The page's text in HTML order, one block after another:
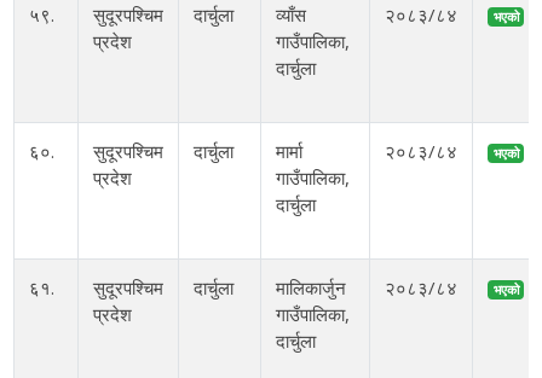
५९.
सुदूरपश्चिम
प्रदेश
दार्चुला
व्याँस
गाउँपालिका,
दार्चुला
२०८३/८४ भएको
६०.
सुदूरपश्चिम
प्रदेश
दार्चुला
मार्मा
गाउँपालिका,
दार्चुला
२०८३/८४ भएको
६१.
सुदूरपश्चिम
प्रदेश
दार्चुला
मालिकार्जुन
गाउँपालिका,
दार्चुला
२०८३/८४ भएको